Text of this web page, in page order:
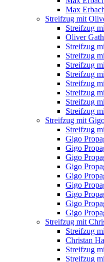
Max
Streifzug mit
Streifzug
Oliver
Streifzug
Streifzug
Streifzug
Streifzug
Streifzug
Streifzug
Streifzug
Streifzug
Streifzug mit
Streifzug
Gigo
Gigo
Gigo
Gigo
Gigo
Gigo
Gigo
Gigo
Gigo
Streifzug mit
Streifzug
Christan
Streifzug
Streifzug